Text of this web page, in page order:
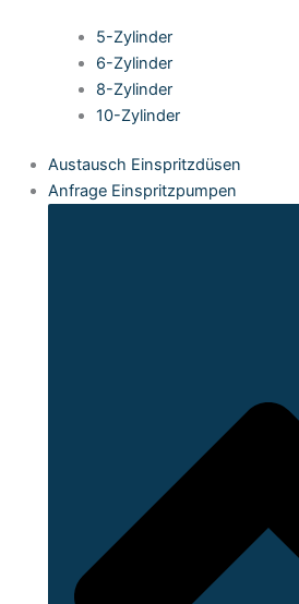
5-Zylinder
6-Zylinder
8-Zylinder
10-Zylinder
Austausch Einspritzdüsen
Anfrage Einspritzpumpen